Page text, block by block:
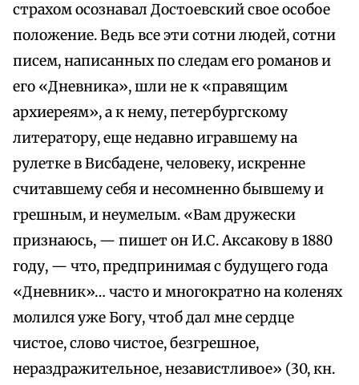
страхом осознавал Достоевский свое особое
положение. Ведь все эти сотни людей, сотни
писем, написанных по следам его романов и
его «Дневника», шли не к «правящим
архиереям», а к нему, петербургскому
литератору, еще недавно игравшему на
рулетке в Висбадене, человеку, искренне
считавшему себя и несомненно бывшему и
грешным, и неумелым. «Вам дружески
признаюсь, — пишет он И.С. Аксакову в 1880
году, — что, предпринимая с будущего года
«Дневник»… часто и многократно на коленях
молился уже Богу, чтоб дал мне сердце
чистое, слово чистое, безгрешное,
нераздражительное, независтливое» (30, кн.